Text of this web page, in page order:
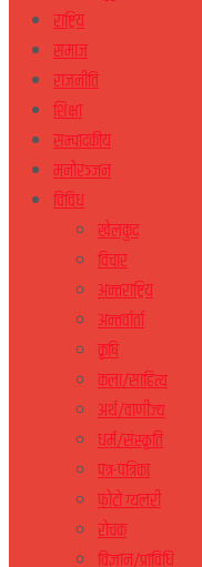
राष्ट्रिय
समाज
राजनीति
शिक्षा
सम्पादकीय
मनोरञ्जन
विविध
खेलकुद
विचार
अन्तराष्ट्रिय
अन्तर्वार्ता
कृषि
कला/साहित्य
अर्थ/वाणीज्य
धर्म/संस्कृति
पत्र-पत्रिका
फोटो ग्यलरी
रोचक
विज्ञान/प्राविधि